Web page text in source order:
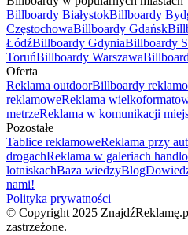
Billboardy BiałystokBillboardy
CzęstochowaBillboardy Gdańsk
ŁódźBillboardy GdyniaBillboardy
ToruńBillboardy Warszawa
Oferta
Reklama outdoorBillboardy
reklamoweReklama
metrzeReklama w komunikacji
Pozostałe
Tablice reklamoweReklama przy
drogachReklama w galeriach
lotniskachBaza wiedzyBlog
nami!
Polityka prywatności
© Copyright 2025
zastrzeżone.